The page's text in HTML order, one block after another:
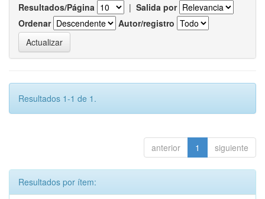
Resultados/Página | Salida por
Ordenar
Autor/registro
Resultados 1-1 de 1.
anterior 1 siguiente
Resultados por ítem: